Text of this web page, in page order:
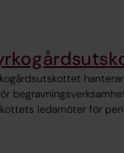
ledamöter för